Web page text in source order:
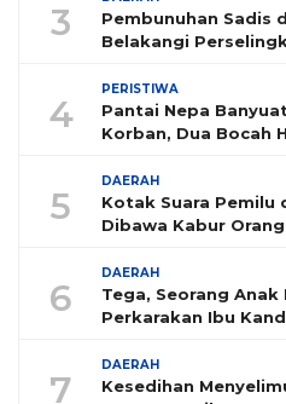
3
Pembunuhan Sadis
Belakangi
4
PERISTIWA
Pantai Nepa
Korban, Dua Bocah
5
DAERAH
Kotak Suara Pemilu
Dibawa Kabur
6
DAERAH
Tega, Seorang Anak
Perkarakan Ibu
7
DAERAH
Kesedihan